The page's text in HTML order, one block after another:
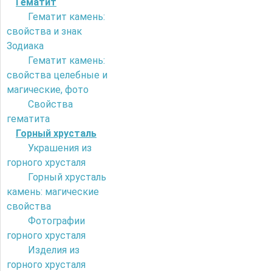
Гематит камень:
свойства и знак
Зодиака
Гематит камень:
свойства целебные и
магические, фото
Свойства
гематита
Горный хрусталь
Украшения из
горного хрусталя
Горный хрусталь
камень: магические
свойства
Фотографии
горного хрусталя
Изделия из
горного хрусталя